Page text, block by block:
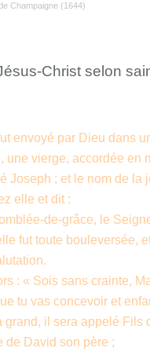
Champaigne (1644)
Christ selon
envoyé par Dieu dans
une vierge, accordée en
Joseph ; et le nom de la
elle et dit :
de-grâce, le
fut toute bouleversée,
: « Sois sans crainte,
tu vas concevoir et
grand, il sera appelé Fils
de David son père ;